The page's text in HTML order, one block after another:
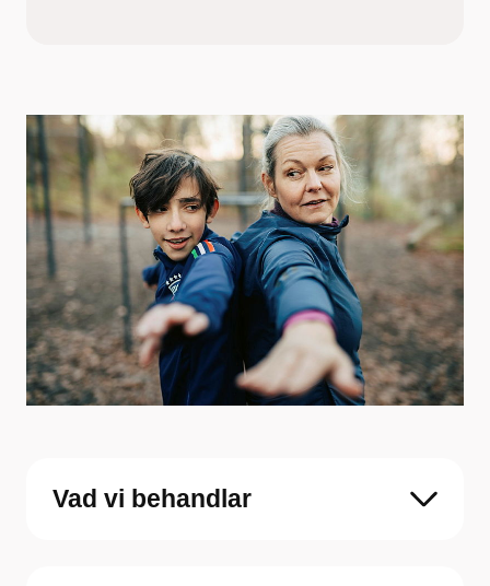
Vad vi behandlar